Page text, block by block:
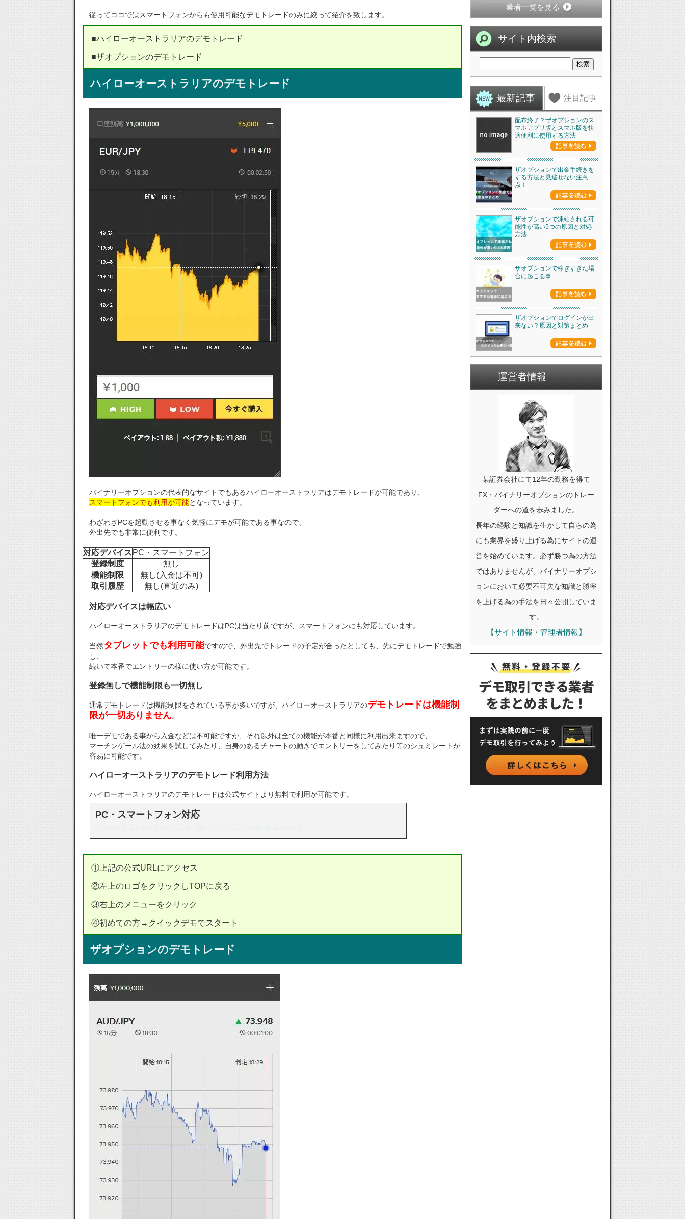
従ってココではスマートフォンからも使用可能なデモトレードのみに絞って紹介を致します。
■ハイローオーストラリアのデモトレード
■ザオプションのデモトレード
ハイローオーストラリアのデモトレード
バイナリーオプションの代表的なサイトでもあるハイローオーストラリアはデモトレードが可能であり、
スマートフォンでも利用が可能となっています。
わざわざPCを起動させる事なく気軽にデモが可能である事なので、
外出先でも非常に便利です。
対応デバイス PC・スマートフォン
登録制度
無し
機能制限
無し(入金は不可)
取引履歴
無し(直近のみ)
対応デバイスは幅広い
ハイローオーストラリアのデモトレードはPCは当たり前ですが、スマートフォンにも対応しています。
当然タブレットでも利用可能ですので、外出先でトレードの予定が合ったとしても、先にデモトレードで勉強
し、
続いて本番でエントリーの様に使い方が可能です。
登録無しで機能制限も一切無し
通常デモトレードは機能制限をされている事が多いですが、ハイローオーストラリアのデモトレードは機能制
限が一切ありません。
唯一デモである事から入金などは不可能ですが、それ以外は全ての機能が本番と同様に利用出来ますので、
マーチンゲール法の効果を試してみたり、自身のあるチャートの動きでエントリーをしてみたり等のシュミレートが
容易に可能です。
ハイローオーストラリアのデモトレード利用方法
ハイローオーストラリアのデモトレードは公式サイトより無料で利用が可能です。
PC・スマートフォン対応
①上記の公式URLにアクセス
②左上のロゴをクリックしTOPに戻る
③右上のメニューをクリック
④初めての方→クイックデモでスタート
ザオプションのデモトレード
業者一覧を見る
サイト内検索
最新記事 注目記事
配布終了？ザオプションのス
マホアプリ版とスマホ版を快
適便利に使用する方法
ザオプションで出金手続きを
する方法と見逃せない注意
点！
ザオプションで凍結される可
能性が高い5つの原因と対処
方法
ザオプションで稼ぎすぎた場
合に起こる事
ザオプションでログインが出
来ない？原因と対策まとめ
運営者情報
某証券会社にて12年の勤務を得て
FX・バイナリーオプションのトレー
ダーへの道を歩みました。
長年の経験と知識を生かして自らの為
にも業界を盛り上げる為にサイトの運
営を始めています。必ず勝つ為の方法
ではありませんが、バイナリーオプシ
ョンにおいて必要不可欠な知識と勝率
を上げる為の手法を日々公開していま
す。
【サイト情報・管理者情報】